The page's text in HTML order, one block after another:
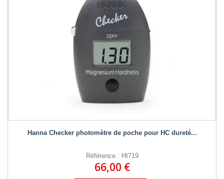
Hanna Checker photomètre de poche pour HC dureté...
Référence : HI719
66,00 €